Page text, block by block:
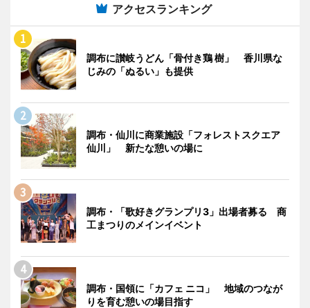
アクセスランキング
調布に讃岐うどん「骨付き鶏 樹」 香川県な
じみの「ぬるい」も提供
調布・仙川に商業施設「フォレストスクエア
仙川」 新たな憩いの場に
調布・「歌好きグランプリ3」出場者募る 商
工まつりのメインイベント
調布・国領に「カフェ ニコ」 地域のつなが
りを育む憩いの場目指す